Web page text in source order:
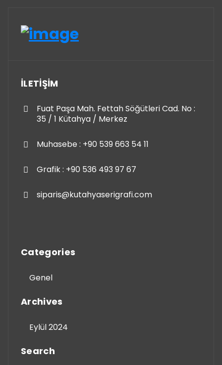
İLETİŞİM
Fuat Paşa Mah. Fettah Söğütleri Cad. No :
35 / 1 Kütahya / Merkez
Muhasebe : +90 539 663 54 11
Grafik : +90 536 493 97 67
siparis@kutahyaserigrafi.com
Categories
Genel
Archives
Eylül 2024
Search